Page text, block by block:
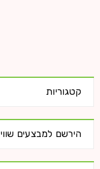
קטגוריות
הירשם למבצעים